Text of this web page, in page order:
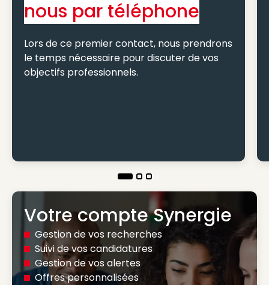
nous par téléphone
Lors de ce premier contact, nous prendrons
le temps nécessaire pour discuter de vos
objectifs professionnels.
Votre compte Synergie
Gestion de vos recherches
Suivi de vos candidatures
Gestion de vos alertes
Offres personnalisées